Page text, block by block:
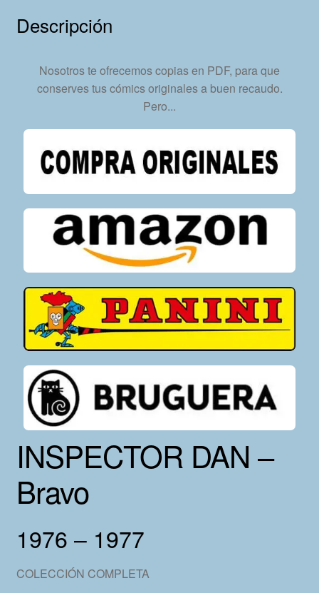
Descarga
Descripción
Nosotros te ofrecemos copias en PDF, para que
conserves tus cómics originales a buen recaudo.
Pero...
INSPECTOR DAN –
Bravo
1976 – 1977
COLECCIÓN COMPLETA